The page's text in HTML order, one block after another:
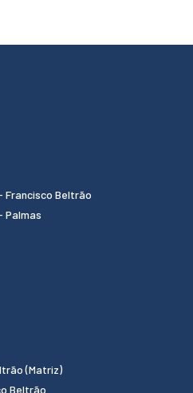
Francisco Beltrão
Palmas
(Matriz)
Beltrão